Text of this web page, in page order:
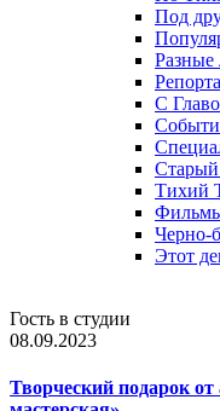
Под
Разные
С
Старый
Тихий
Черно-
Этот
Гость в студии
08.09.2023
Творческий подарок от